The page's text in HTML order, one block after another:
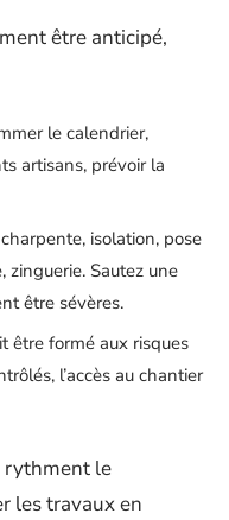
être anticipé,
le calendrier,
artisans, prévoir la
isolation, pose
zinguerie. Sautez une
être sévères.
être formé aux risques
l’accès au chantier
rythment le
les travaux en